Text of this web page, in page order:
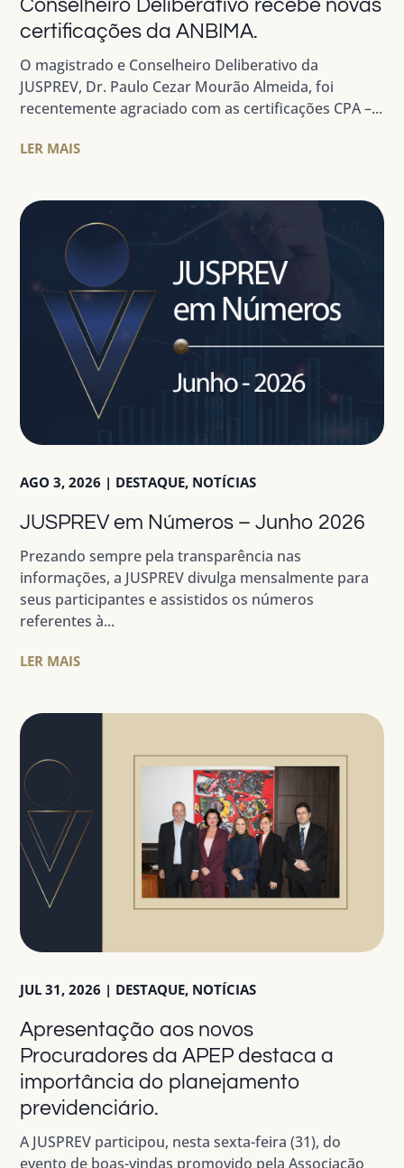
Conselheiro Deliberativo recebe novas
certificações da ANBIMA.
O magistrado e Conselheiro Deliberativo da
JUSPREV, Dr. Paulo Cezar Mourão Almeida, foi
recentemente agraciado com as certificações CPA –...
LER MAIS
JUSPREV em Números – Junho 2026
AGO 3, 2026 | DESTAQUE, NOTÍCIAS
Prezando sempre pela transparência nas
informações, a JUSPREV divulga mensalmente para
seus participantes e assistidos os números
referentes à...
LER MAIS
Apresentação aos novos
Procuradores da APEP destaca a
importância do planejamento
previdenciário.
JUL 31, 2026 | DESTAQUE, NOTÍCIAS
A JUSPREV participou, nesta sexta-feira (31), do
evento de boas-vindas promovido pela Associação